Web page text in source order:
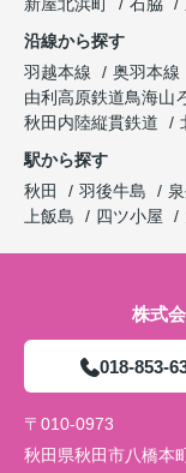
沿線から探す
羽越本線
奥羽本線
由利高原鉄道鳥海山
秋田内陸縦貫鉄道
駅から探す
秋田
羽後牛島
上飯島
四ツ小屋
株式
018-853-
〒010-0973
秋田県秋田市八橋本